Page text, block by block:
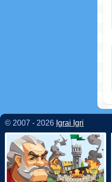
© 2007 - 2026 Igrai Igri